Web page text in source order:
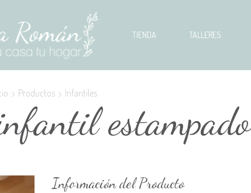
TIENDA TALLERES
Productos Infantiles
estampado
Información del Producto